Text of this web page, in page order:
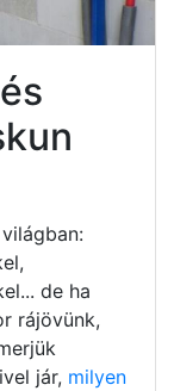
de ha
rájövünk,
jár, milyen